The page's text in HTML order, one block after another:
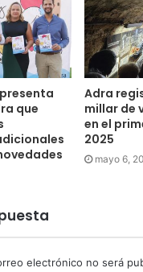
que
Adra
millar de
en el
2025
mayo 6,
electrónico no será